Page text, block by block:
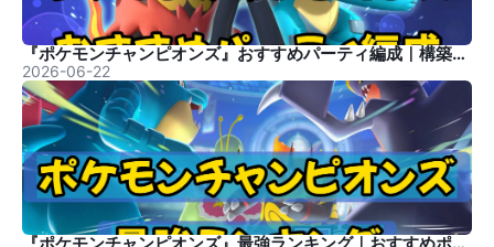
『ポケモンチャンピオンズ』おすすめパーティ編成｜構築のコツ
2026-06-22